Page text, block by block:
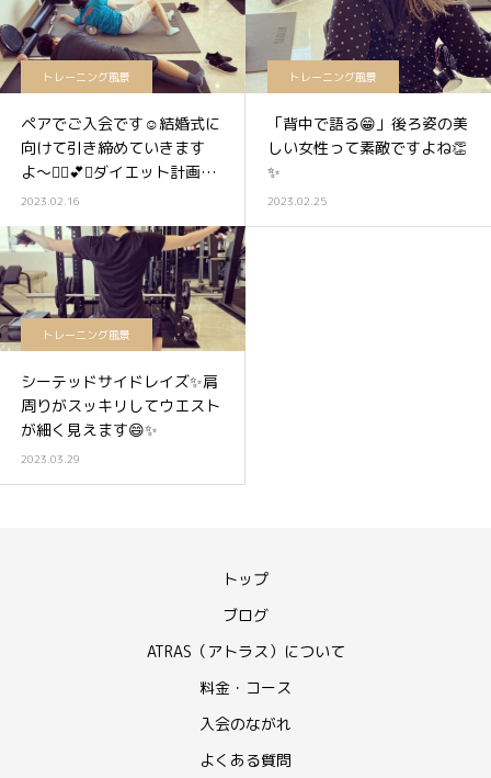
トレーニング風景
ペアでご入会です☺️結婚式に
向けて引き締めていきます
よ〜👰‍♀️💕✨ダイエット計画開
始🏋️‍♀️
2023.02.16
トレーニング風景
「背中で語る😁」後ろ姿の美
しい女性って素敵ですよね👏
✨
2023.02.25
トレーニング風景
シーテッドサイドレイズ✨肩
周りがスッキリしてウエスト
が細く見えます😄✨
2023.03.29
トップ
ブログ
ATRAS（アトラス）について
料金・コース
入会のながれ
よくある質問